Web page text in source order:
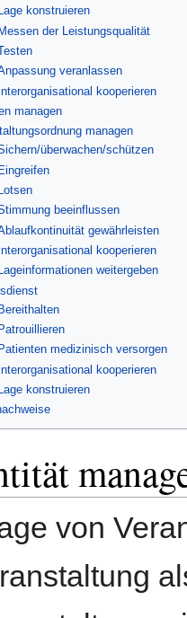
Lage konstruieren
der Leistungsqualität
veranlassen
kooperieren
managen
managen
überwachen/schützen
Lotsen
beeinflussen
gewährleisten
Interorganisational kooperieren
Lageinformationen weitergeben
Patrouillieren
Patienten medizinisch versorgen
kooperieren
Lage konstruieren
von